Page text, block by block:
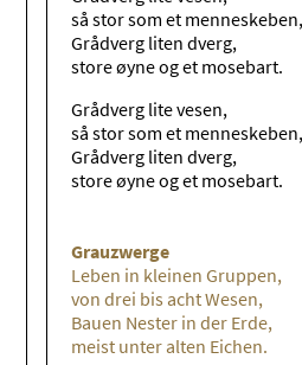
så stor som et menneskeben,
Grådverg liten dverg,
store øyne og et mosebart.
Grådverg lite vesen,
så stor som et menneskeben,
Grådverg liten dverg,
store øyne og et mosebart.
Grauzwerge
Leben in kleinen Gruppen,
von drei bis acht Wesen,
Bauen Nester in der Erde,
meist unter alten Eichen.